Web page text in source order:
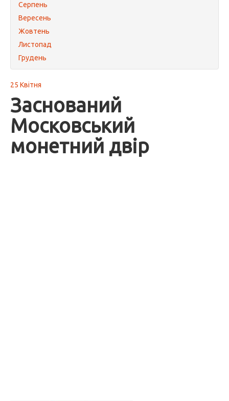
Серпень
Вересень
Жовтень
Листопад
Грудень
25 Квітня
Заснований
Московський
монетний двір